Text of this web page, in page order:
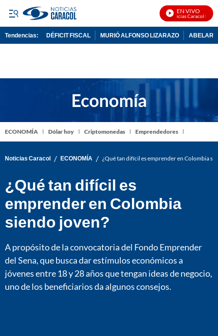
EN VIVO
Noticias Caracol En
Tendencias: DÉFICIT FISCAL MURIÓ ALFONSO LIZARAZO
ECONOMÍA Dólar hoy Criptomonedas Emprendedores
Noticias Caracol / ECONOMÍA / ¿Qué tan difícil es emprender en Colombia
¿Qué tan difícil es
emprender en Colombia
siendo joven?
A propósito de la convocatoria del Fondo Emprender
del Sena, que busca dar estímulos económicos a
jóvenes entre 18 y 28 años que tengan ideas de negocio,
uno de los beneficiarios da algunos consejos.